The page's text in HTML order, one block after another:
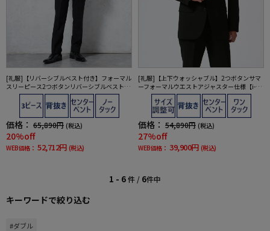
[礼服]【リバーシブルベスト付き】フォーマル
スリーピース2つボタンリバーシブルベストne
ro通年礼服【定番】【スリムデザイン】
価格： 65,890円 (税込)
20%off
WEB価格： 52,712円 (税込)
[礼服]【上下ウォッシャブル】2つボタンサマ
ーフォーマルウエストアジャスター仕様【i-Fo
rmalアイフォーマル】春夏礼服【定番】
価格： 54,890円 (税込)
27%off
WEB価格： 39,900円 (税込)
1 - 6件 / 6件中
キーワードで絞り込む
#ダブル